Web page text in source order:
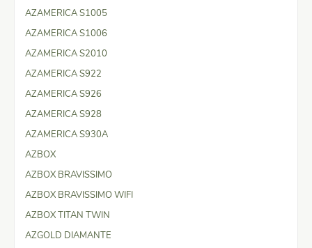
AZAMERICA S1005
AZAMERICA S1006
AZAMERICA S2010
AZAMERICA S922
AZAMERICA S926
AZAMERICA S928
AZAMERICA S930A
AZBOX
AZBOX BRAVISSIMO
AZBOX BRAVISSIMO WIFI
AZBOX TITAN TWIN
AZGOLD DIAMANTE